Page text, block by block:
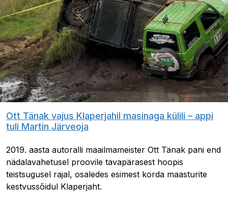
Ott Tänak vajus Klaperjahil masinaga külili – appi
tuli Martin Järveoja
2019. aasta autoralli maailmameister Ott Tänak pani end
nädalavahetusel proovile tavapärasest hoopis
teistsugusel rajal, osaledes esimest korda maasturite
kestvussõidul Klaperjaht.